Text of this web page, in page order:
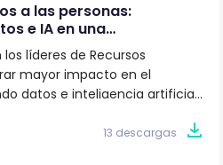
a las personas:
e IA en una
Juan Eduardo
líderes de Recursos
mayor impacto en el
datos e inteligencia artificial?
Jaramillo, VP de Talento
13 descargas